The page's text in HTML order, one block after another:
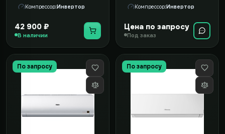
Компрессор Инвертор
42 900 ₽
В наличии
Компрессор Инвертор
Цена по запросу
Под заказ
По запросу По запросу